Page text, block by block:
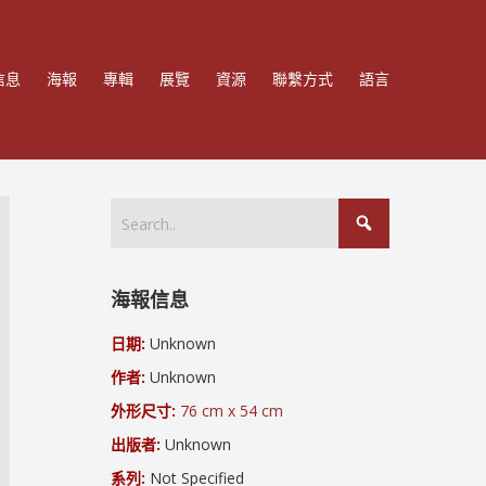
息 海報 專輯 展覽 資源 聯繫方式 語言
海報信息
日期: Unknown
作者: Unknown
外形尺寸: 76 cm x 54 cm
出版者: Unknown
系列: Not Specified